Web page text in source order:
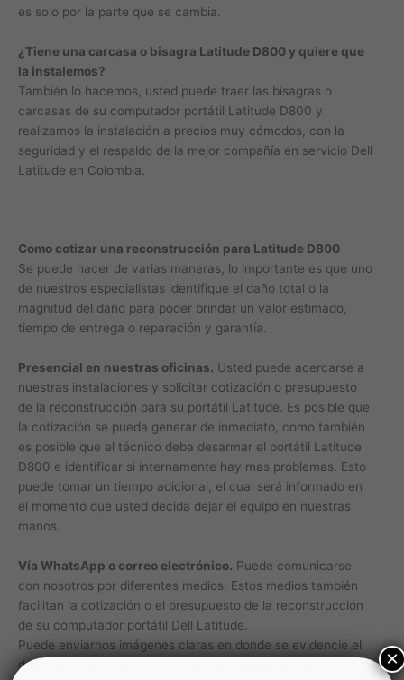
es solo por la parte que se cambia.
¿Tiene una carcasa o bisagra Latitude D800 y quiere que
la instalemos?
También lo hacemos, usted puede traer las bisagras o
carcasas de su computador portátil Latitude D800 y
realizamos la instalación a precios muy cómodos, con la
seguridad y el respaldo de la mejor compañía en servicio Dell
Latitude en Colombia.
Como cotizar una reconstrucción para Latitude D800
Se puede hacer de varias maneras, lo importante es que uno
de nuestros especialistas identifique el daño total o la
magnitud del daño para poder brindar un valor estimado,
tiempo de entrega o reparación y garantía.
Presencial en nuestras oficinas. Usted puede acercarse a
nuestras instalaciones y solicitar cotización o presupuesto
de la reconstrucción para su portátil Latitude. Es posible que
la cotización se pueda generar de inmediato, como también
es posible que el técnico deba desarmar el portátil Latitude
D800 e identificar si internamente hay mas problemas. Esto
puede tomar un tiempo adicional, el cual será informado en
el momento que usted decida dejar el equipo en nuestras
manos.
Vía WhatsApp o correo electrónico. Puede comunicarse
con nosotros por diferentes medios. Estos medios también
facilitan la cotización o el presupuesto de la reconstrucción
de su computador portátil Dell Latitude.
Puede enviarnos imágenes claras en donde se evidencie el
daño que desea reparar por medio de WhatsApp o correo
×